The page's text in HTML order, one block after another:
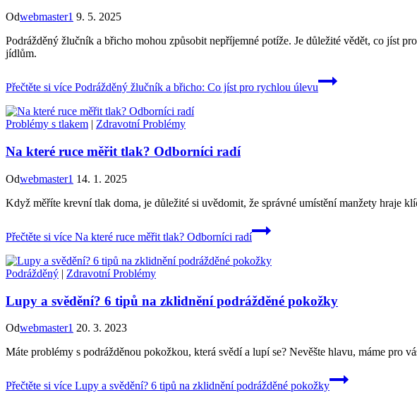
Odwebmaster1 9. 5. 2025
Podrážděný žlučník a břicho mohou způsobit nepříjemné potíže. Je důležité vědět, co jíst
jídlům.
Přečtěte si více Podrážděný žlučník a břicho: Co jíst pro rychlou úlevu
Problémy s tlakem Zdravotní Problémy
Na které ruce měřit tlak? Odborníci radí
Odwebmaster1 14. 1. 2025
Když měříte krevní tlak doma, je důležité si uvědomit, že správné umístění manžety hraje
Přečtěte si více Na které ruce měřit tlak? Odborníci radí
Podrážděný | Zdravotní Problémy
Lupy a svědění? 6 tipů na zklidnění podrážděné pokožky
Odwebmaster1 20. 3. 2023
Máte problémy s podrážděnou pokožkou, která svědí a lupí se? Nevěšte hlavu, máme pro
Přečtěte si více Lupy a svědění? 6 tipů na zklidnění podrážděné pokožky